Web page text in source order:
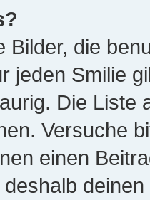
Bilder, die
jeden Smilie
Die Liste
Versuche
einen